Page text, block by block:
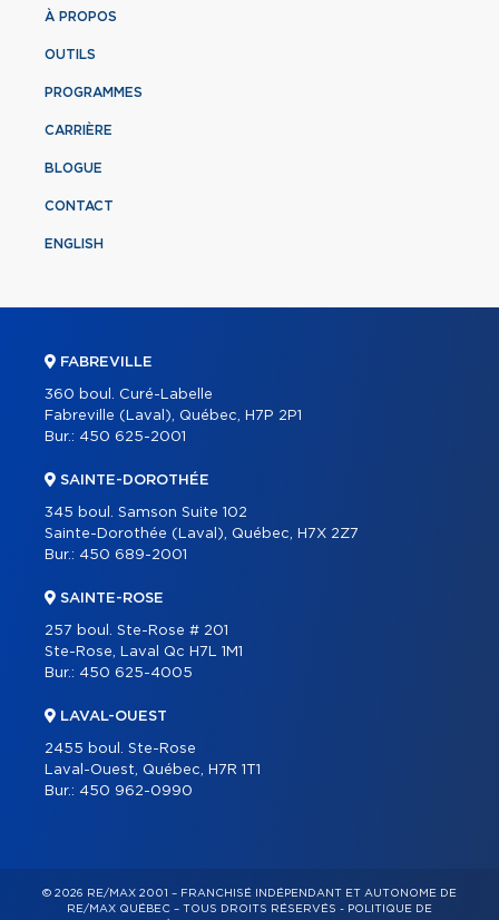
À PROPOS
OUTILS
PROGRAMMES
CARRIÈRE
BLOGUE
CONTACT
ENGLISH
FABREVILLE
360 boul. Curé-Labelle
Fabreville (Laval), Québec, H7P 2P1
Bur.: 450 625-2001
SAINTE-DOROTHÉE
345 boul. Samson Suite 102
Sainte-Dorothée (Laval), Québec, H7X 2Z7
Bur.: 450 689-2001
SAINTE-ROSE
257 boul. Ste-Rose # 201
Ste-Rose, Laval Qc H7L 1M1
Bur.: 450 625-4005
LAVAL-OUEST
2455 boul. Ste-Rose
Laval-Ouest, Québec, H7R 1T1
Bur.: 450 962-0990
© 2026 RE/MAX 2001 – FRANCHISÉ INDÉPENDANT ET AUTONOME DE
RE/MAX QUÉBEC – TOUS DROITS RÉSERVÉS - POLITIQUE DE